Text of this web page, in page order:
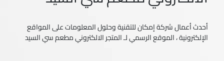
أحدث أعمال شركة إمكان للتقنية وحلول المعلومات على المواقع
الإلكترونية ، الموقع الرسمي لـ المتجر الالكتروني مطعم سي السيد